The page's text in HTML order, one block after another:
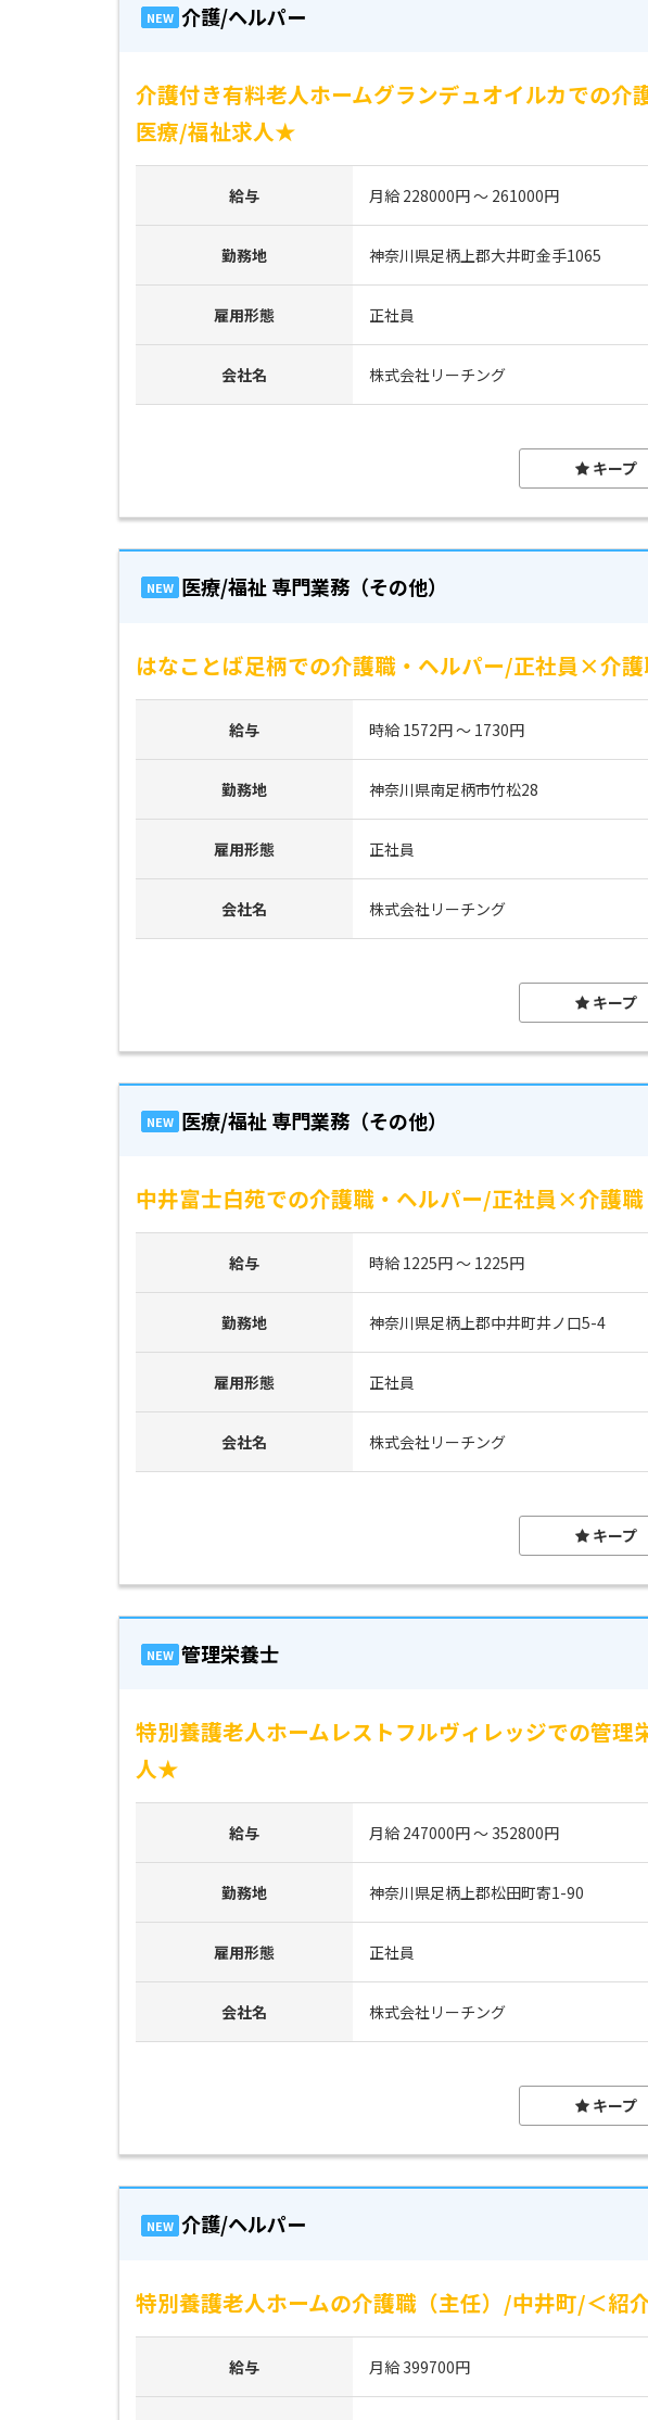
NEW 介護/ヘルパー
介護付き有料老人ホームグランデュオイルカでの
医療/福祉求人★
給与 月給 228000円 ～ 261000円
勤務地 神奈川県足柄上郡大井町金手1065
雇用形態 正社員
会社名 株式会社リーチング
キープ
NEW 医療/福祉 専門業務（その他）
はなことば足柄での介護職・ヘルパー/正社員×介
給与 時給 1572円 ～ 1730円
勤務地 神奈川県南足柄市竹松28
雇用形態 正社員
会社名 株式会社リーチング
キープ
NEW 医療/福祉 専門業務（その他）
中井富士白苑での介護職・ヘルパー/正社員×介護
給与 時給 1225円 ～ 1225円
勤務地 神奈川県足柄上郡中井町井ノ口5-4
雇用形態 正社員
会社名 株式会社リーチング
キープ
NEW 管理栄養士
特別養護老人ホームレストフルヴィレッジでの管
人★
給与 月給 247000円 ～ 352800円
勤務地 神奈川県足柄上郡松田町寄1-90
雇用形態 正社員
会社名 株式会社リーチング
キープ
NEW 介護/ヘルパー
特別養護老人ホームの介護職（主任）/中井町/＜
給与 月給 399700円